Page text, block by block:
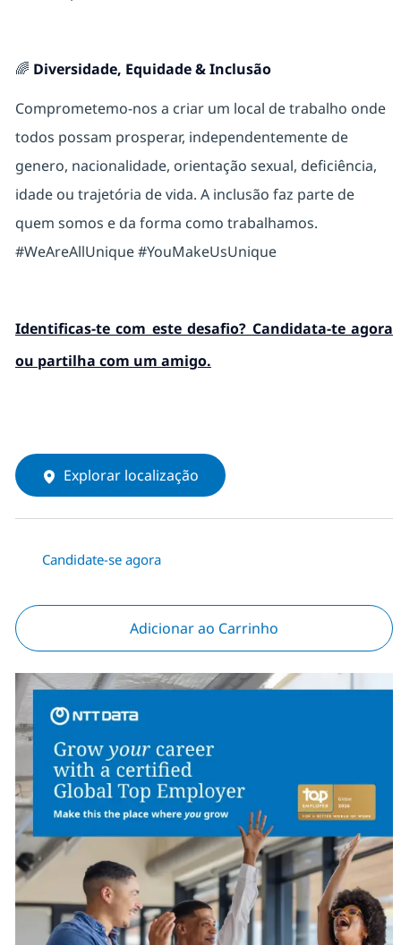
🌈 Diversidade, Equidade & Inclusão
Comprometemo-nos a criar um local de trabalho onde
todos possam prosperar, independentemente de
genero, nacionalidade, orientação sexual, deficiência,
idade ou trajetória de vida. A inclusão faz parte de
quem somos e da forma como trabalhamos.
#WeAreAllUnique #YouMakeUsUnique
Identificas-te com este desafio? Candidata-te agora
ou partilha com um amigo.
Explorar localização
Candidate-se agora
Adicionar ao Carrinho